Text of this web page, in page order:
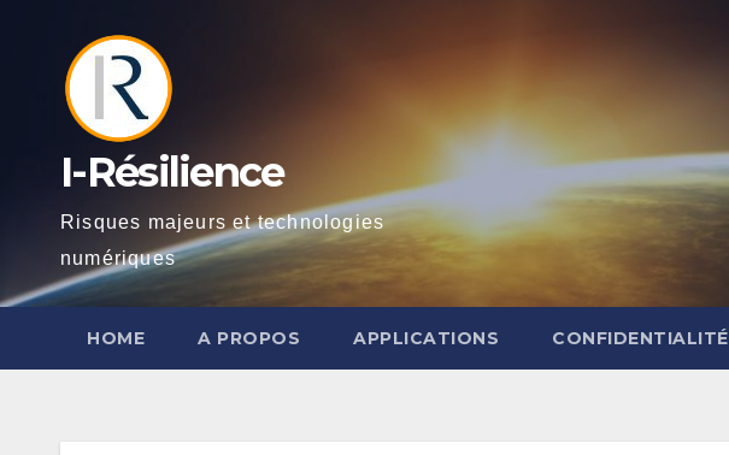
I-Résilience
Risques majeurs et technologies
numériques
HOME A PROPOS APPLICATIONS CONFIDENTIALITÉ